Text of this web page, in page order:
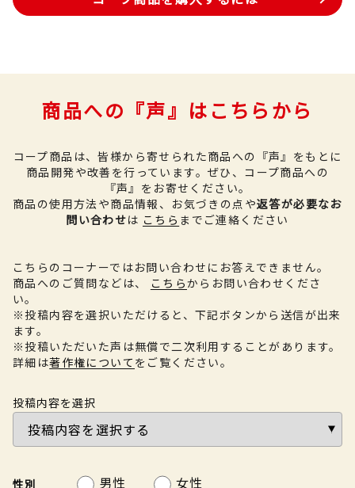
商品への『声』はこちらから
コープ商品は、皆様から寄せられた商品への『声』をもとに
商品開発や改善を行っています。 ぜひ、コープ商品への
『声』をお寄せください。
商品の使用方法や商品情報、お気づきの点や返答が必要なお
問い合わせは こちら までご連絡ください
こちらのコーナーではお問い合わせにお答えできません。
商品へのご質問などは、
こちらからお問い合わせくださ
い。
※投稿内容を選択いただけると、下記ボタンから送信が出来
ます。
※投稿いただいた声は無償で二次利用することがあります。
詳細は著作権について をご覧ください。
投稿内容を選択
性別 男性 女性